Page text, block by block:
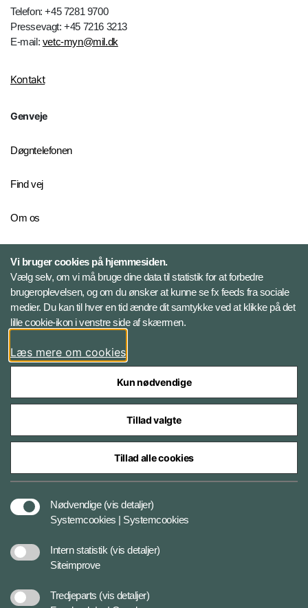
Telefon: +45 7281 9700
Pressevagt: +45 7216 3213
E-mail: vetc-myn@mil.dk
Kontakt
Genveje
Døgntelefonen
Find vej
Om os
Følg Veterancentret
Facebook
Styrelser og myndigheder under Forsvarsministeriet
Vi bruger cookies på hjemmesiden.
Vælg selv, om vi må bruge dine data til statistik for at forbedre
brugeroplevelsen, og om du ønsker at kunne se fx feeds fra sociale
medier. Du kan til hver en tid ændre dit samtykke ved at klikke på det
lille cookie-ikon i venstre side af skærmen.
Læs mere om cookies
Kun nødvendige
Tillad valgte
Tillad alle cookies
Nødvendige (vis detaljer)
Systemcookies | Systemcookies
Intern statistik (vis detaljer)
Siteimprove
Tredjeparts (vis detaljer)